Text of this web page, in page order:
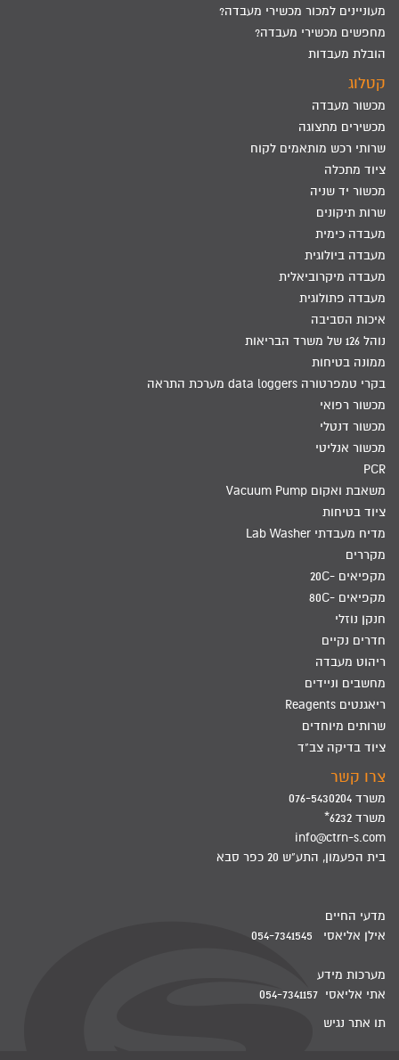
מעוניינים למכור מכשירי מעבדה?
מחפשים מכשירי מעבדה?
הובלת מעבדות
קטלוג
מכשור מעבדה
מכשירים מתצוגה
שרותי רכש מותאמים לקוח
ציוד מתכלה
מכשור יד שניה
שרות תיקונים
מעבדה כימית
מעבדה ביולוגית
מעבדה מיקרוביאלית
מעבדה פתולוגית
איכות הסביבה
נוהל 126 של משרד הבריאות
ממונה בטיחות
בקרי טמפרטורה data loggers מערכת התראה
מכשור רפואי
מכשור דנטלי
מכשור אנליטי
PCR
משאבת ואקום Vacuum Pump
ציוד בטיחות
מדיח מעבדתי Lab Washer
מקררים
מקפיאים -20C
מקפיאים -80C
חנקן נוזלי
חדרים נקיים
ריהוט מעבדה
מחשבים וניידים
ריאגנטים Reagents
שרותים מיוחדים
ציוד בדיקה צב"ד
צרו קשר
משרד 076-5430204
משרד 6232*
info@ctrn-s.com
בית הפעמון, התע"ש 20 כפר סבא
מדעי החיים
אילן אליאסי 054-7341545
מערכות מידע
אתי אליאסי 054-7341157
תו אתר נגיש